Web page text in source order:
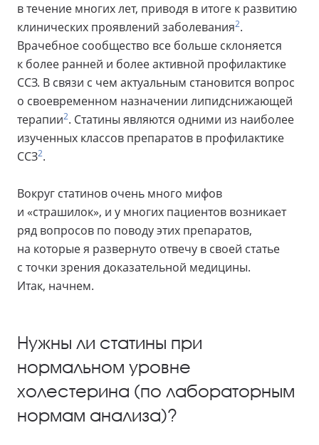
в течение многих лет, приводя в итоге к развитию
клинических проявлений заболевания2.
Врачебное сообщество все больше склоняется
к более ранней и более активной профилактике
ССЗ. В связи с чем актуальным становится вопрос
о своевременном назначении липидснижающей
терапии2. Статины являются одними из наиболее
изученных классов препаратов в профилактике
ССЗ2.
Вокруг статинов очень много мифов
и «страшилок», и у многих пациентов возникает
ряд вопросов по поводу этих препаратов,
на которые я развернуто отвечу в своей статье
с точки зрения доказательной медицины.
Итак, начнем.
Нужны ли статины при
нормальном уровне
холестерина (по лабораторным
нормам анализа)?